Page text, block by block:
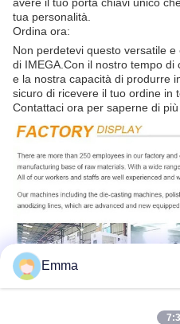
avere il tuo porta chiavi unico
tua personalità.
Ordina ora:
Non perdetevi questo versatile
di IMEGA.Con il nostro tempo
e la nostra capacità di produrre
sicuro di ricevere il tuo ordine in
Contattaci ora per saperne di
Emma